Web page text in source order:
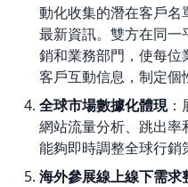
動化收集的潛在客戶
最新資訊。雙方在同
銷和業務部門，使每位
客戶互動信息，制定個
全球市場數據化體現：
網站流量分析、跳出率
能夠即時調整全球行銷
海外參展線上線下需求